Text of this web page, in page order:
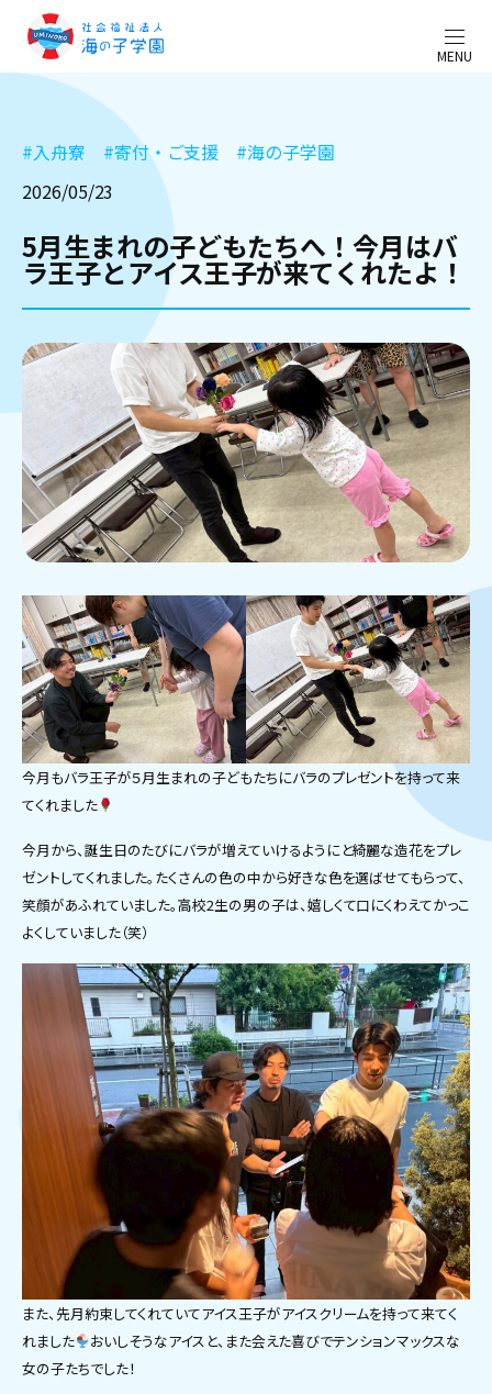
MENU
#入舟寮 #寄付・ご支援 #海の子学園
2026/05/23
5月生まれの子どもたちへ！今月はバ
ラ王子とアイス王子が来てくれたよ！
今月もバラ王子が５月生まれの子どもたちにバラのプレゼントを持って来
てくれました
今月から、誕生日のたびにバラが増えていけるようにと綺麗な造花をプレ
ゼントしてくれました。たくさんの色の中から好きな色を選ばせてもらって、
笑顔があふれていました。高校2生の男の子は、嬉しくて口にくわえてかっこ
よくしていました（笑）
また、先月約束してくれていてアイス王子がアイスクリームを持って来てく
れました
おいしそうなアイスと、また会えた喜びでテンションマックスな
女の子たちでした！